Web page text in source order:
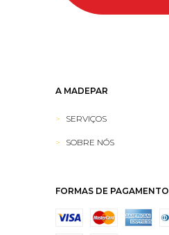
A MADEPAR
SERVIÇOS
SOBRE NÓS
FORMAS DE PAGAMENTO